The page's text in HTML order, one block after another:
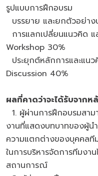
รูปแบบการฝึกอบรม
บรรยาย และยกตัวอย่า
การแลกเปลี่ยนแนวคิด
Workshop 30%
ประยุกต์หลักการและแน
Discussion 40%
ผลที่คาดว่าจะได้รับจาก
1. ผู้ผ่านการฝึกอบรมสา
งานที่แสดงบทบาทของผู้นำ
ความแตกต่างของบุคคลที
ในการบริหารจัดการทีมงา
สถานการณ์